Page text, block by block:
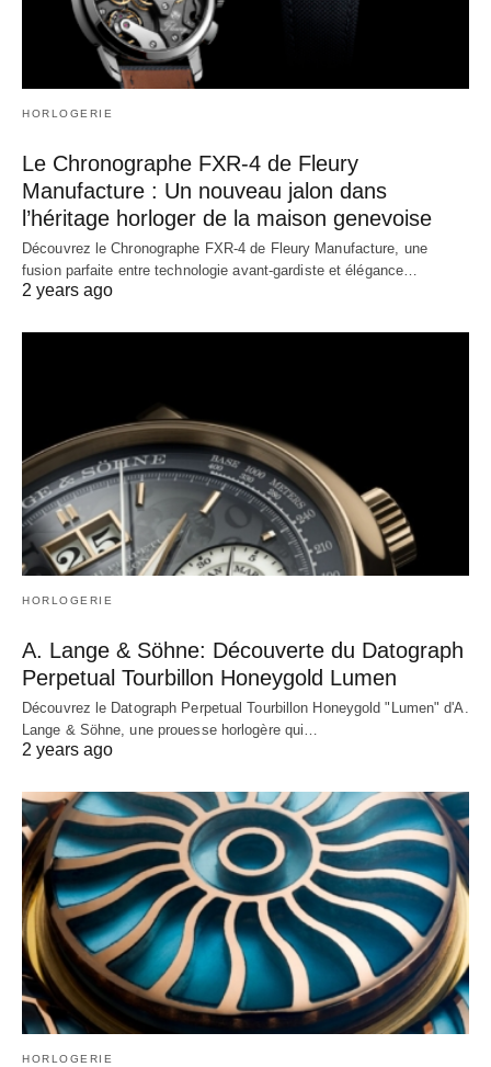
HORLOGERIE
Le Chronographe FXR-4 de Fleury
Manufacture : Un nouveau jalon dans
l’héritage horloger de la maison genevoise
Découvrez le Chronographe FXR-4 de Fleury Manufacture, une
fusion parfaite entre technologie avant-gardiste et élégance…
2 years ago
HORLOGERIE
A. Lange & Söhne: Découverte du Datograph
Perpetual Tourbillon Honeygold Lumen
Découvrez le Datograph Perpetual Tourbillon Honeygold "Lumen" d'A.
Lange & Söhne, une prouesse horlogère qui…
2 years ago
HORLOGERIE